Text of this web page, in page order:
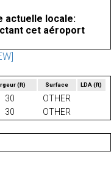
actuelle locale:
cet aéroport
(ft) Surface LDA(ft)
30
OTHER
30 OTHER